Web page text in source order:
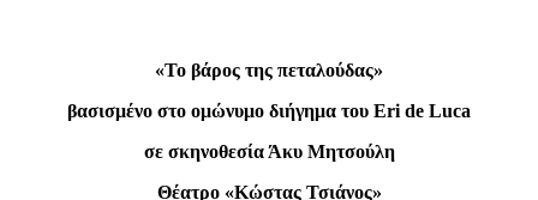
«Το βάρος της πεταλούδας»
βασισμένο στο ομώνυμο διήγημα του Eri de Luca
σε σκηνοθεσία Άκυ Μητσούλη
Θέατρο «Κώστας Τσιάνος»